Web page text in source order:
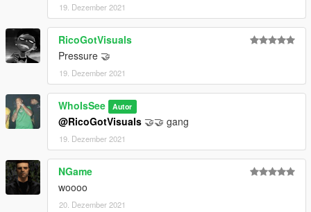
19. Dezember 2021
RicoGotVisuals
Pressure 🤝
19. Dezember 2021
WhoIsSee Autor
@RicoGotVisuals 🤝🤝 gang
19. Dezember 2021
NGame
woooo
20. Dezember 2021